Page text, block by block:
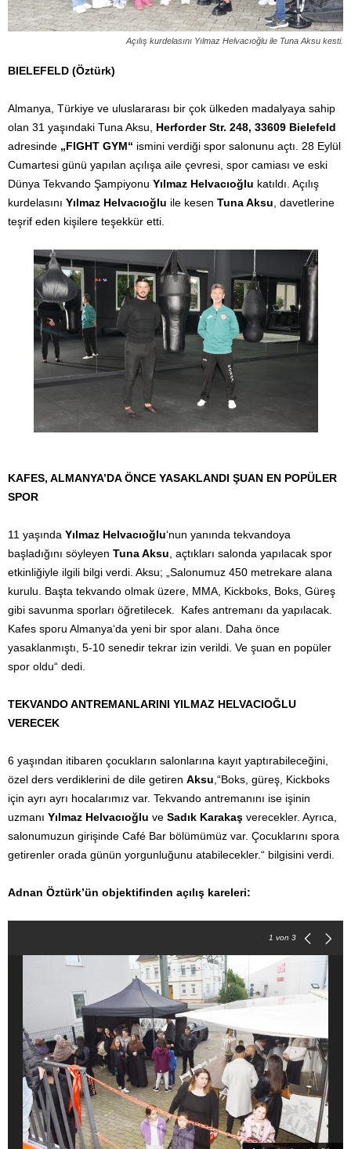
Açılış kurdelasını Yılmaz Helvacıoğlu ile Tuna Aksu kesti.
BIELEFELD (Öztürk)
Almanya, Türkiye ve uluslararası bir çok ülkeden madalyaya sahip
olan 31 yaşındaki Tuna Aksu, Herforder Str. 248, 33609 Bielefeld
adresinde „FIGHT GYM“ ismini verdiği spor salonunu açtı. 28 Eylül
Cumartesi günü yapılan açılışa aile çevresi, spor camiası ve eski
Dünya Tekvando Şampiyonu Yılmaz Helvacıoğlu katıldı. Açılış
kurdelasını Yılmaz Helvacıoğlu ile kesen Tuna Aksu , davetlerine
teşrif eden kişilere teşekkür etti.
KAFES, ALMANYA’DA ÖNCE YASAKLANDI ŞUAN EN POPÜLER
SPOR
11 yaşında Yılmaz Helvacıoğlu‘nun yanında tekvandoya
başladığını söyleyen Tuna Aksu , açtıkları salonda yapılacak spor
etkinliğiyle ilgili bilgi verdi. Aksu; „Salonumuz 450 metrekare alana
kurulu. Başta tekvando olmak üzere, MMA, Kickboks, Boks, Güreş
gibi savunma sporları öğretilecek. Kafes antremanı da yapılacak.
Kafes sporu Almanya‘da yeni bir spor alanı. Daha önce
yasaklanmıştı, 5-10 senedir tekrar izin verildi. Ve şuan en popüler
spor oldu“ dedi.
TEKVANDO ANTREMANLARINI YILMAZ HELVACIOĞLU
VERECEK
6 yaşından itibaren çocukların salonlarına kayıt yaptırabileceğini,
özel ders verdiklerini de dile getiren Aksu ,“Boks, güreş, Kickboks
için ayrı ayrı hocalarımız var. Tekvando antremanını ise işinin
uzmanı Yılmaz Helvacıoğlu ve Sadık Karakaş verecekler. Ayrıca,
salonumuzun girişinde Café Bar bölümümüz var. Çocuklarını spora
getirenler orada günün yorgunluğunu atabilecekler.“ bilgisini verdi.
Adnan Öztürk’ün objektifinden açılış kareleri:
1 von 3